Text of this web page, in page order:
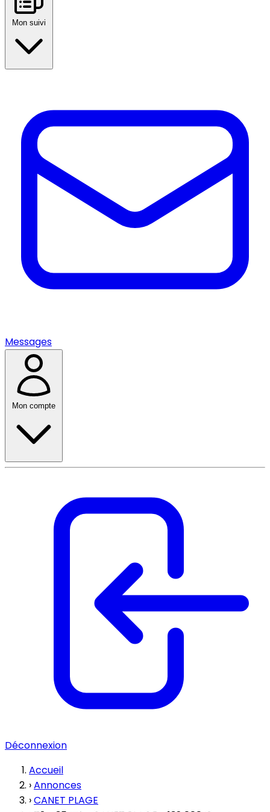
Mon suivi
Messages
Mon compte
Déconnexion
Accueil
›Annonces
›CANET PLAGE